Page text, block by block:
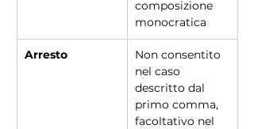
composizione
monocratica
Arresto
Non consentito
nel caso
descritto dal
primo comma,
facoltativo nel